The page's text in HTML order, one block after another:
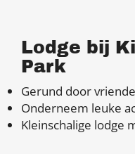
Lodge bij
Park
Gerund door
Onderneem leuke
Kleinschalige lodge